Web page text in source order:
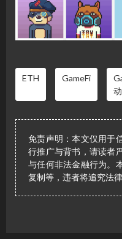
ETH GameFi
免责声明：本文仅用于
行推广与背书，请读者
与任何非法金融行为。
复制等，违者将追究法律